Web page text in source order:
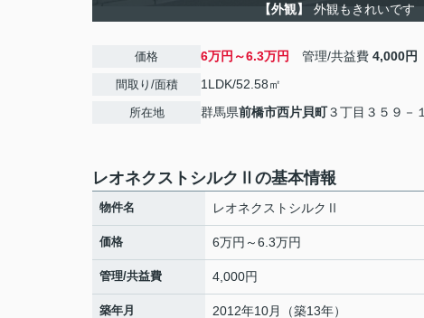
【外観】 外観もきれいです
価格 6万円～6.3万円 管理/共益費 4,000円
間取り/面積 1LDK/52.58㎡
所在地 群馬県前橋市西片貝町３丁目３５９－１
レオネクストシルクⅡの基本情報
物件名 レオネクストシルクⅡ
価格 6万円～6.3万円
管理/共益費 4,000円
築年月 2012年10月（築13年）